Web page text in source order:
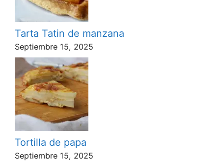
Tarta Tatin de manzana
Septiembre 15, 2025
Tortilla de papa
Septiembre 15, 2025